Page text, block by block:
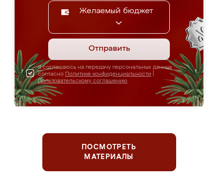
Желаемый бюджет
Отправить
Я соглашаюсь на передачу персональных данных
согласно Политике конфиденциальности
Пользовательскому соглашению
ПОСМОТРЕТЬ
МАТЕРИАЛЫ